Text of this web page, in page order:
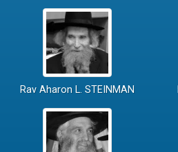
Rav Aharon L. STEINMAN